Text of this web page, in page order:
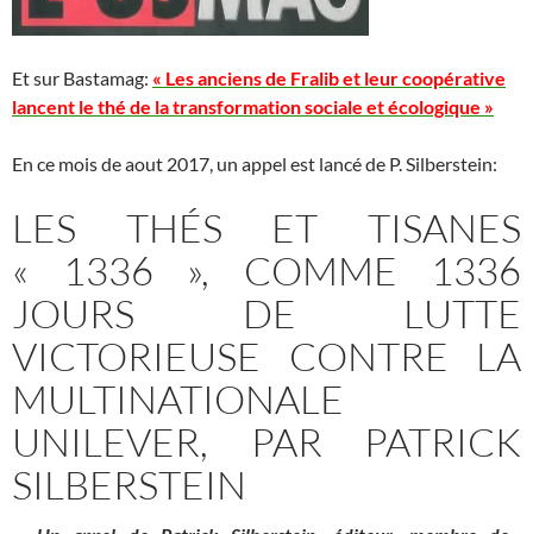
Et sur Bastamag: « Les anciens de Fralib et leur coopérative
lancent le thé de la transformation sociale et écologique »
En ce mois de aout 2017, un appel est lancé de P. Silberstein:
LES THÉS ET TISANES
« 1336 », COMME 1336
JOURS DE LUTTE
VICTORIEUSE CONTRE LA
MULTINATIONALE
UNILEVER, PAR PATRICK
SILBERSTEIN